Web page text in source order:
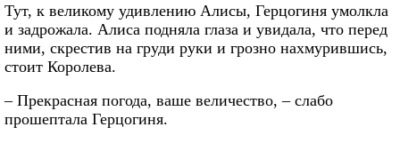
Тут, к великому удивлению Алисы, Герцогиня умолкла
и задрожала. Алиса подняла глаза и увидала, что перед
ними, скрестив на груди руки и грозно нахмурившись,
стоит Королева.
– Прекрасная погода, ваше величество, – слабо
прошептала Герцогиня.